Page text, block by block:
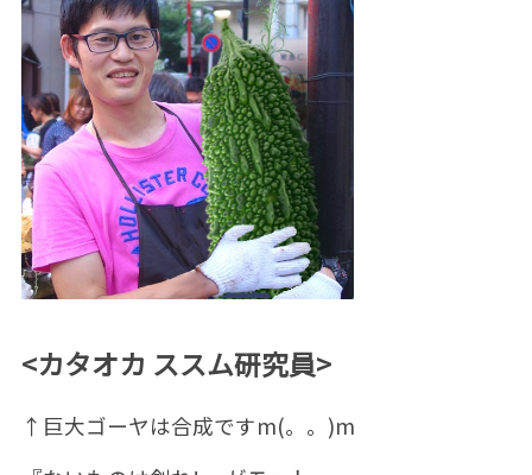
<カタオカ ススム研究員>
↑巨大ゴーヤは合成ですm(。。)m